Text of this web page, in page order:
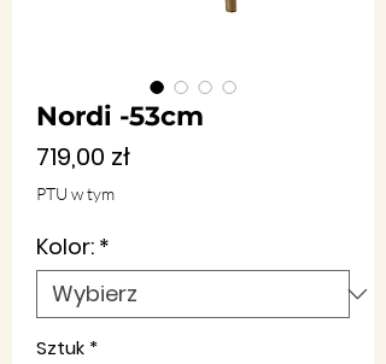
Nordi -53cm
719,00 złCena
PTU w tym
Kolor: *
Sztuk *